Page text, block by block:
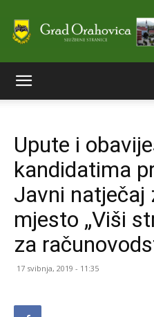
Upute i
kandidatima
Javni natječaj
mjesto „Viši
za
17 svibnja, 2019 - 11:35